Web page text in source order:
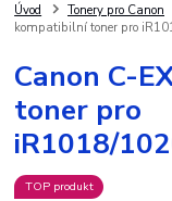
Úvod Tonery pro Canon
kompatibilní toner pro
Canon C-
toner pro
iR1018/
TOP produkt